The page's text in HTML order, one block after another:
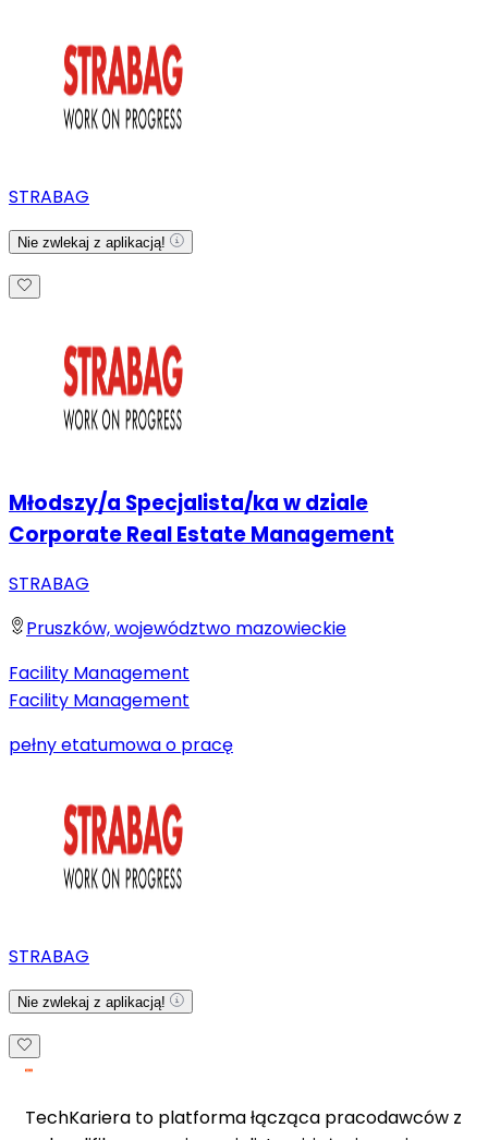
STRABAG
Nie zwlekaj z aplikacją!
Młodszy/a Specjalista/ka w dziale
Corporate Real Estate Management
STRABAG
Pruszków, województwo mazowieckie
Facility Management
Facility Management
pełny etatumowa o pracę
STRABAG
Nie zwlekaj z aplikacją!
TechKariera to platforma łącząca pracodawców z